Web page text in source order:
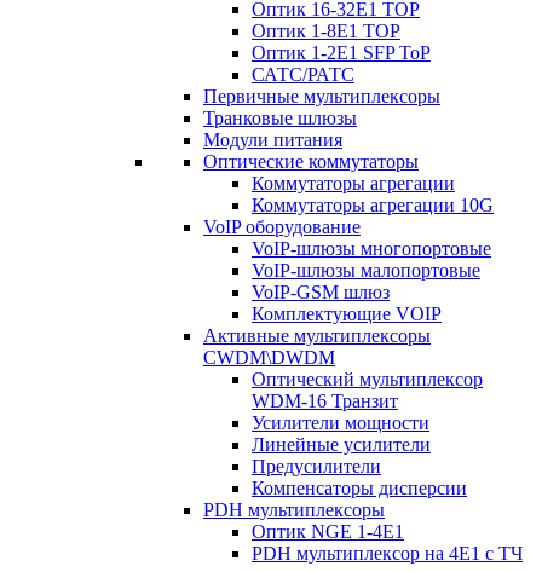
Оптик 16-32E1 TOP
Оптик 1-8E1 TOP
Оптик 1-2E1 SFP ToP
САТС/РАТС
Первичные мультиплексоры
Транковые шлюзы
Модули питания
Оптические коммутаторы
Коммутаторы агрегации
Коммутаторы агрегации 10G
VoIP оборудование
VoIP-шлюзы многопортовые
VoIP-шлюзы малопортовые
VoIP-GSM шлюз
Комплектующие VOIP
Активные мультиплексоры
CWDM\DWDM
Оптический мультиплексор
WDM-16 Транзит
Усилители мощности
Линейные усилители
Предусилители
Компенсаторы дисперсии
PDH мультиплексоры
Оптик NGE 1-4E1
PDH мультиплексор на 4Е1 с ТЧ